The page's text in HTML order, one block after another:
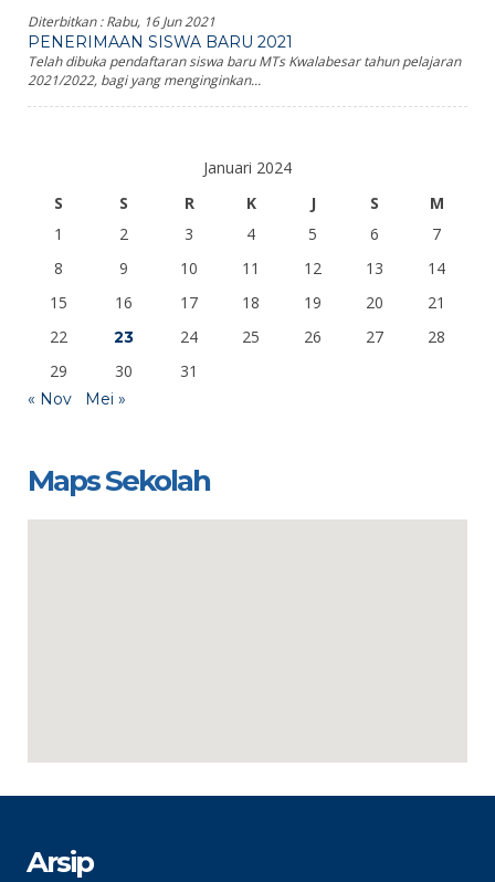
Diterbitkan :Rabu, 16 Jun 2021
PENERIMAAN SISWA BARU 2021
Telah dibuka pendaftaran siswa baru MTs Kwalabesar tahun pelajaran
2021/2022, bagi yang menginginkan...
Januari 2024
S
S R K J S
M
1
2 3 4 5 6
7
8
9 10 11 12 13
14
15
16 17 18 19 20
21
22
23 24 25 26 27
28
29
30 31
« Nov Mei »
Maps Sekolah
Arsip